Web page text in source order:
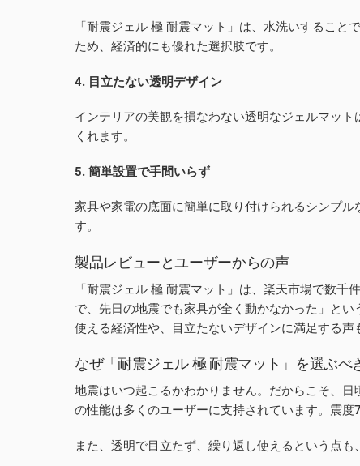
「耐震ジェル 極 耐震マット」は、水洗いするこ
ため、経済的にも優れた選択肢です。
4. 目立たない透明デザイン
インテリアの美観を損なわない透明なジェルマッ
くれます。
5. 簡単設置で手間いらず
家具や家電の底面に簡単に取り付けられるシンプ
す。
製品レビューとユーザーからの声
「耐震ジェル 極 耐震マット」は、楽天市場で数
で、先日の地震でも家具が全く動かなかった」と
使える経済性や、目立たないデザインに満足する声
なぜ「耐震ジェル 極 耐震マット」を選ぶべ
地震はいつ起こるかわかりません。だからこそ、
の性能は多くのユーザーに支持されています。震
また、透明で目立たず、繰り返し使えるという点